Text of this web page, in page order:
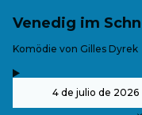
Venedig im
-
Komödie von Gilles Dyrek
4 de julio de 2026